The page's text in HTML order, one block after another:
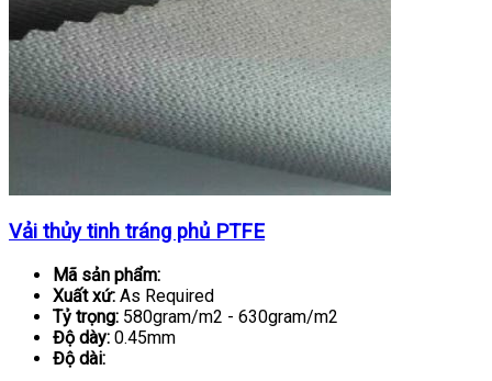
Vải thủy tinh tráng phủ PTFE
Mã sản phẩm:
Xuất xứ: As Required
Tỷ trọng: 580gram/m2 - 630gram/m2
Độ dày: 0.45mm
Độ dài: